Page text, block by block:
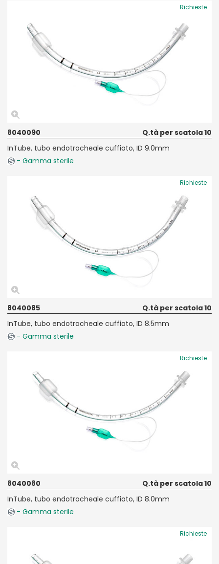
Richieste
8040090
Q.tà per scatola 10
InTube, tubo endotracheale cuffiato, ID 9.0mm
- Gamma sterile
Richieste
8040085
Q.tà per scatola 10
InTube, tubo endotracheale cuffiato, ID 8.5mm
- Gamma sterile
Richieste
8040080
Q.tà per scatola 10
InTube, tubo endotracheale cuffiato, ID 8.0mm
- Gamma sterile
Richieste